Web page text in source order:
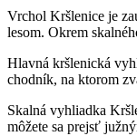
Vrchol Kršlenice je
lesom. Okrem
Hlavná kršlenická
chodník, na ktorom
Skalná vyhliadka
môžete sa prejsť